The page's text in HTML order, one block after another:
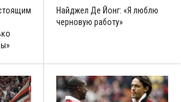
Найджел Де Йонг: «Я люблю
черновую работу»